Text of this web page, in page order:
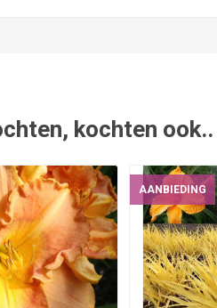
kochten ook..
AANBIEDING